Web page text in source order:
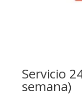
Servicio
semana)